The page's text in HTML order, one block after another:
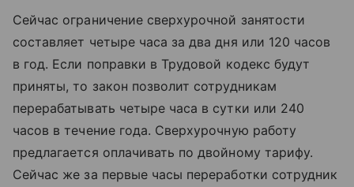
Сейчас ограничение сверхурочной занятости
составляет четыре часа за два дня или 120 часов
в год. Если поправки в Трудовой кодекс будут
приняты, то закон позволит сотрудникам
перерабатывать четыре часа в сутки или 240
часов в течение года. Сверхурочную работу
предлагается оплачивать по двойному тарифу.
Сейчас же за первые часы переработки сотрудник